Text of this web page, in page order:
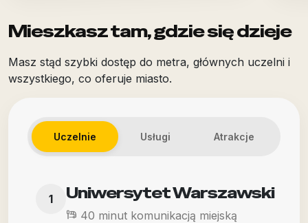
Mieszkasz tam, gdzie się dzieje
Masz stąd szybki dostęp do metra, głównych uczelni i
wszystkiego, co oferuje miasto.
Uczelnie Usługi Atrakcje
1 Uniwersytet Warszawski
40 minut komunikacją miejską